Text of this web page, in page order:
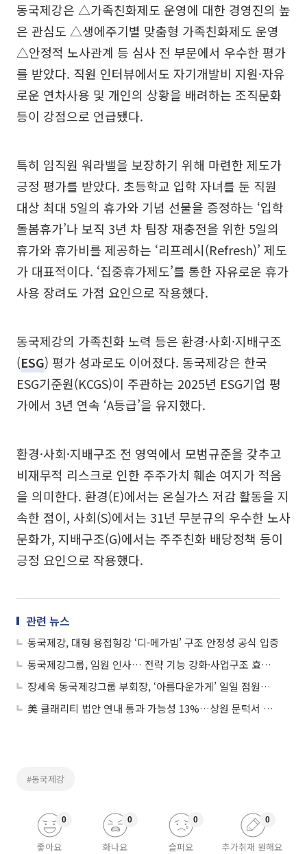
동국제강은 △가족친화제도 운영에 대한 경영진의 높
은 관심도 △생에주기별 맞춤형 가족친화제도 운영
△안정적 노사관계 등 심사 전 부문에서 우수한 평가
를 받았다. 직원 인터뷰에서도 자기개발비 지원·자유
로운 연차사용 및 개인의 상황을 배려하는 조직문화
등이 강점으로 언급됐다.
특히 임직원 워라밸을 보장하기 위해 마련한 제도가
긍정 평가를 받았다. 초등학교 입학 자녀를 둔 직원
대상 최대 5일의 휴가와 기념 선물을 증정하는 ‘입학
돌봄휴가’나 보직 3년 차 팀장 재충전을 위한 5일의
휴가와 휴가비를 제공하는 ‘리프레시(Refresh)’ 제도
가 대표적이다. ‘집중휴가제도’를 통한 자유로운 휴가
사용 장려도 가점 요인으로 작용했다.
동국제강의 가족친화 노력 등은 환경·사회·지배구조
(ESG) 평가 성과로도 이어졌다. 동국제강은 한국
ESG기준원(KCGS)이 주관하는 2025년 ESG기업 평
가에서 3년 연속 ‘A등급’을 유지했다.
환경·사회·지배구조 전 영역에서 모범규준을 갖추고
비재무적 리스크로 인한 주주가치 훼손 여지가 적음
을 의미한다. 환경(E)에서는 온실가스 저감 활동을 지
속한 점이, 사회(S)에서는 31년 무분규의 우수한 노사
문화가, 지배구조(G)에서는 주주친화 배당정책 등이
긍정 요인으로 작용했다.
관련 뉴스
동국제강, 대형 용접형강 ‘디-메가빔’ 구조 안정성 공식 입증
동국제강그룹, 임원 인사… 전략 기능 강화·사업구조 효율화
장세욱 동국제강그룹 부회장, ‘아름다운가게’ 일일 점원으로 나서
美 클래리티 법안 연내 통과 가능성 13%…상원 문턱서 제동
#동국제강
좋아요
0
화나요
0
슬퍼요
0
추가취재 원해요
0